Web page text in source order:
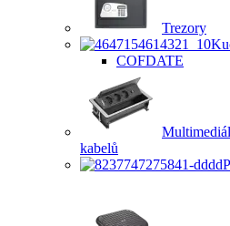
Trezory
COFDATE
kabelů